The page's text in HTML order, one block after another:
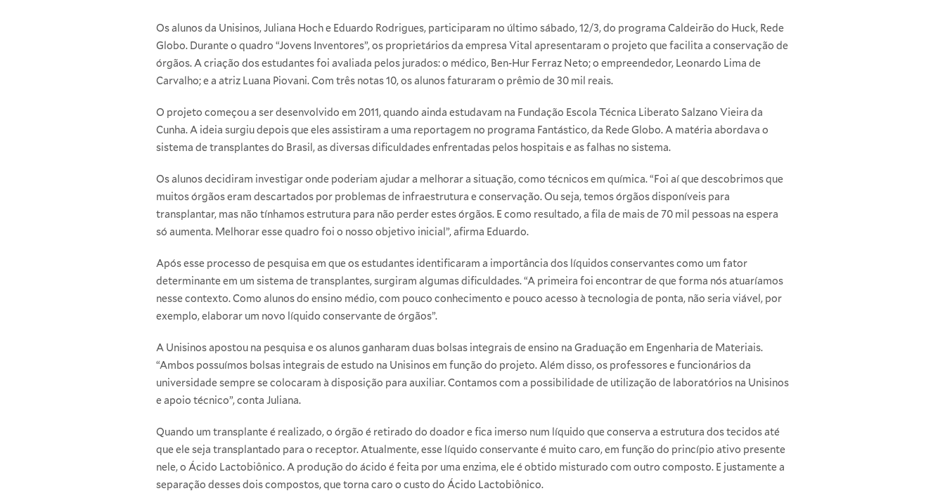
Os alunos da Unisinos, Juliana Hoch e Eduardo Rodrigues, participaram no último sábado, 12/3, do programa Caldeirão do Huck, Rede
Globo. Durante o quadro “Jovens Inventores”, os proprietários da empresa Vital apresentaram o projeto que facilita a conservação de
órgãos. A criação dos estudantes foi avaliada pelos jurados: o médico, Ben-Hur Ferraz Neto; o empreendedor, Leonardo Lima de
Carvalho; e a atriz Luana Piovani. Com três notas 10, os alunos faturaram o prêmio de 30 mil reais.
O projeto começou a ser desenvolvido em 2011, quando ainda estudavam na Fundação Escola Técnica Liberato Salzano Vieira da
Cunha. A ideia surgiu depois que eles assistiram a uma reportagem no programa Fantástico, da Rede Globo. A matéria abordava o
sistema de transplantes do Brasil, as diversas dificuldades enfrentadas pelos hospitais e as falhas no sistema.
Os alunos decidiram investigar onde poderiam ajudar a melhorar a situação, como técnicos em química. “Foi aí que descobrimos que
muitos órgãos eram descartados por problemas de infraestrutura e conservação. Ou seja, temos órgãos disponíveis para
transplantar, mas não tínhamos estrutura para não perder estes órgãos. E como resultado, a fila de mais de 70 mil pessoas na espera
só aumenta. Melhorar esse quadro foi o nosso objetivo inicial”, afirma Eduardo.
Após esse processo de pesquisa em que os estudantes identificaram a importância dos líquidos conservantes como um fator
determinante em um sistema de transplantes, surgiram algumas dificuldades. “A primeira foi encontrar de que forma nós atuaríamos
nesse contexto. Como alunos do ensino médio, com pouco conhecimento e pouco acesso à tecnologia de ponta, não seria viável, por
exemplo, elaborar um novo líquido conservante de órgãos”.
A Unisinos apostou na pesquisa e os alunos ganharam duas bolsas integrais de ensino na Graduação em Engenharia de Materiais.
“Ambos possuímos bolsas integrais de estudo na Unisinos em função do projeto. Além disso, os professores e funcionários da
universidade sempre se colocaram à disposição para auxiliar. Contamos com a possibilidade de utilização de laboratórios na Unisinos
e apoio técnico”, conta Juliana.
Quando um transplante é realizado, o órgão é retirado do doador e fica imerso num líquido que conserva a estrutura dos tecidos até
que ele seja transplantado para o receptor. Atualmente, esse líquido conservante é muito caro, em função do princípio ativo presente
nele, o Ácido Lactobiônico. A produção do ácido é feita por uma enzima, ele é obtido misturado com outro composto. E justamente a
separação desses dois compostos, que torna caro o custo do Ácido Lactobiônico.